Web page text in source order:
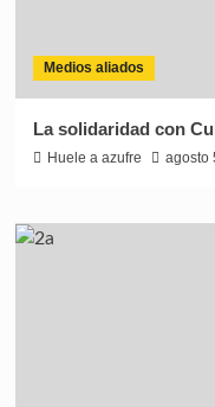
Medios aliados
La solidaridad con
Huele a azufre agosto